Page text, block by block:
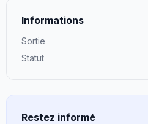
Informations
Sortie
Statut
Restez informé